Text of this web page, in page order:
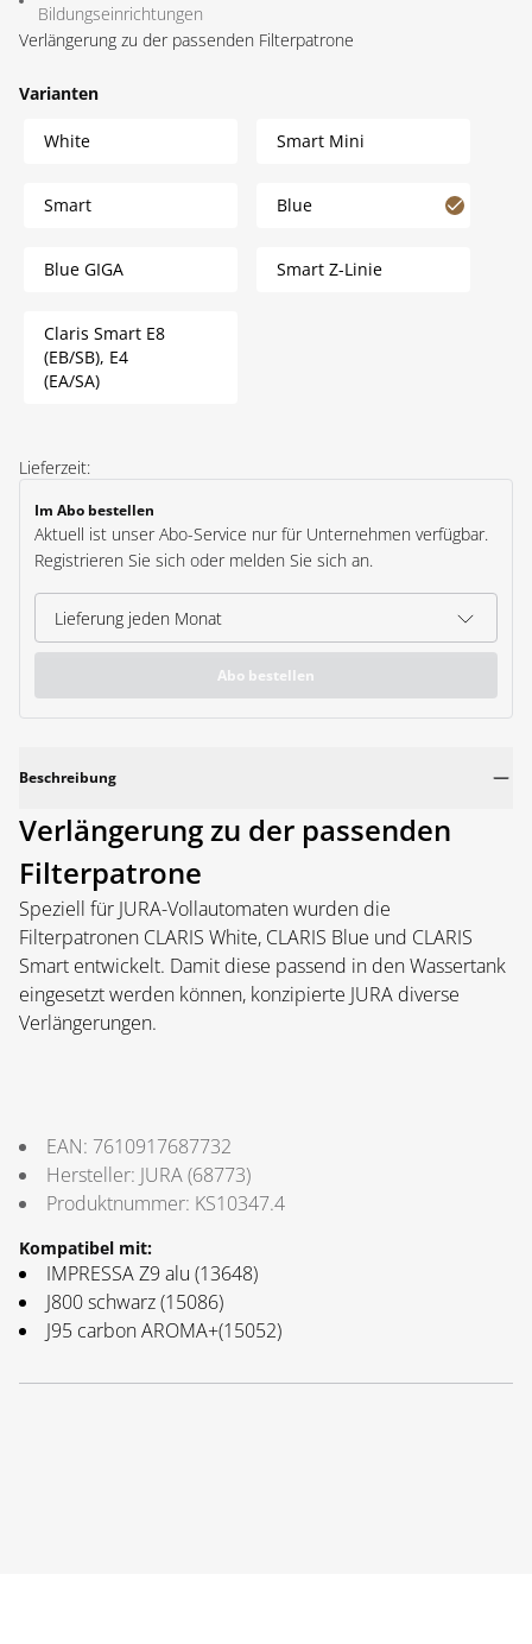
Bildungseinrichtungen
Verlängerung zu der passenden Filterpatrone
Varianten
White Smart Mini
Smart Blue
Blue GIGA Smart Z-Linie
Claris Smart E8
(EB/SB), E4
(EA/SA)
Lieferzeit:
Im Abo bestellen
Aktuell ist unser Abo-Service nur für Unternehmen verfügbar.
Registrieren Sie sich oder melden Sie sich an.
Abo bestellen
Beschreibung
Verlängerung zu der passenden
Filterpatrone
Speziell für JURA-Vollautomaten wurden die
Filterpatronen CLARIS White, CLARIS Blue und CLARIS
Smart entwickelt. Damit diese passend in den Wassertank
eingesetzt werden können, konzipierte JURA diverse
Verlängerungen.
EAN: 7610917687732
Hersteller: JURA(68773)
Produktnummer: KS10347.4
Kompatibel mit:
IMPRESSA Z9 alu (13648)
J800 schwarz (15086)
J95 carbon AROMA+(15052)